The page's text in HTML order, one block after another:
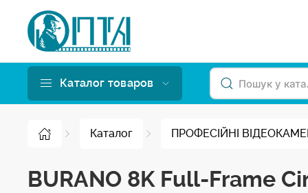
Каталог товаров
Каталог ПРОФЕСІЙНІ
BURANO 8K Full-Frame